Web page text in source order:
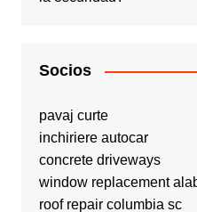
Socios
pavaj curte
inchiriere autocar
concrete driveways
window replacement
roof repair columbia sc